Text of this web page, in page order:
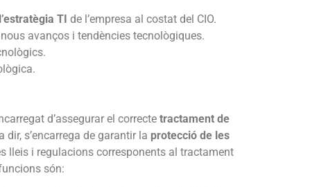
TI de l’empresa al costat del CIO.
nous avanços i tendències tecnològiques.
d’assegurar el correcte tractament de
dir, s’encarrega de garantir la protecció de les
lleis i regulacions corresponents al tractament
són: